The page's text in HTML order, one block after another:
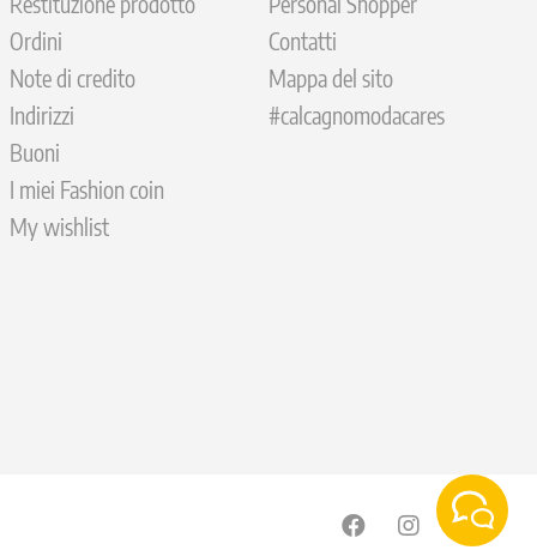
Ordini
Note di credito
Indirizzi
Buoni
I miei Fashion coin
My wishlist
Contatti
Mappa del sito
#calcagnomodacares